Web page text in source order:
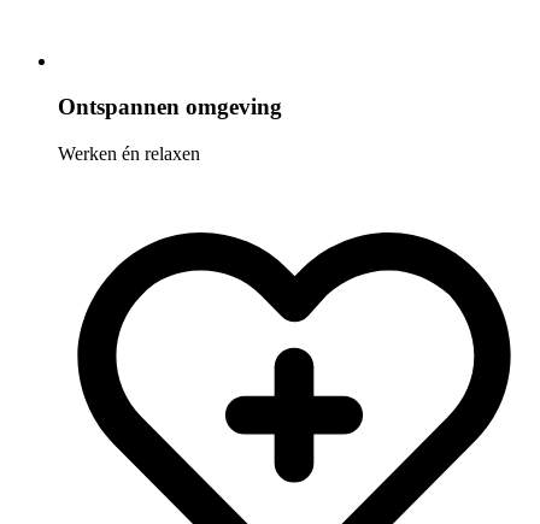
Ontspannen omgeving
Werken én relaxen